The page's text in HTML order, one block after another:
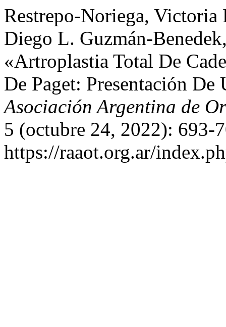
Restrepo-Noriega,
Diego L. Guzmán-
«Artroplastia Total De
De Paget: Presentación De
Asociación Argentina de
5 (octubre 24, 2022): 693-
https://raaot.org.ar/